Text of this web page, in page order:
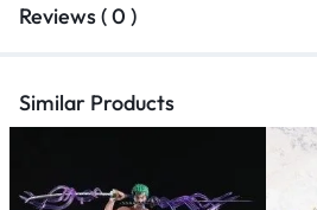
Reviews ( 0 )
Similar Products